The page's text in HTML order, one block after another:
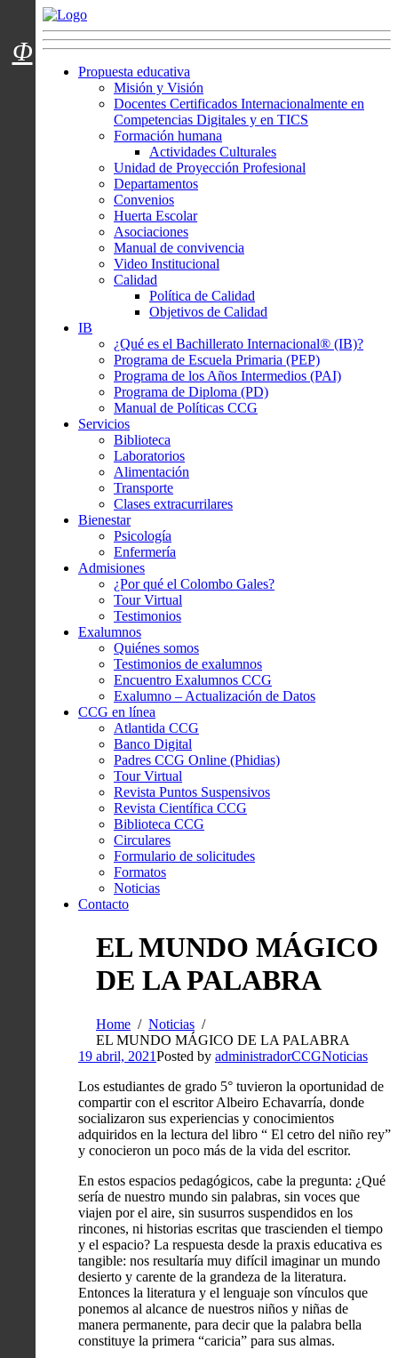
Menú usuarios
Propuesta educativa
Misión y Visión
Docentes Certificados Internacionalmente en
Competencias Digitales y en TICS
Formación humana
Actividades Culturales
Unidad de Proyección Profesional
Departamentos
Convenios
Huerta Escolar
Asociaciones
Manual de convivencia
Video Institucional
Calidad
Política de Calidad
Objetivos de Calidad
IB
¿Qué es el Bachillerato Internacional® (IB)?
Programa de Escuela Primaria (PEP)
Programa de los Años Intermedios (PAI)
Programa de Diploma (PD)
Manual de Políticas CCG
Servicios
Biblioteca
Laboratorios
Alimentación
Transporte
Clases extracurrilares
Bienestar
Psicología
Enfermería
Admisiones
¿Por qué el Colombo Gales?
Tour Virtual
Testimonios
Exalumnos
Quiénes somos
Testimonios de exalumnos
Encuentro Exalumnos CCG
Exalumno – Actualización de Datos
CCG en línea
Atlantida CCG
Banco Digital
Padres CCG Online (Phidias)
Tour Virtual
Revista Puntos Suspensivos
Revista Científica CCG
Biblioteca CCG
Circulares
Formulario de solicitudes
Formatos
Noticias
Contacto
EL MUNDO MÁGICO
DE LA PALABRA
Home
Noticias
EL MUNDO MÁGICO DE LA PALABRA
19 abril, 2021Posted by administradorCCGNoticias
Los estudiantes de grado 5° tuvieron la oportunidad de
compartir con el escritor Albeiro Echavarría, donde
socializaron sus experiencias y conocimientos
adquiridos en la lectura del libro “ El cetro del niño rey”
y conocieron un poco más de la vida del escritor.
En estos espacios pedagógicos, cabe la pregunta: ¿Qué
sería de nuestro mundo sin palabras, sin voces que
viajen por el aire, sin susurros suspendidos en los
rincones, ni historias escritas que trascienden el tiempo
y el espacio? La respuesta desde la praxis educativa es
tangible: nos resultaría muy difícil imaginar un mundo
desierto y carente de la grandeza de la literatura.
Entonces la literatura y el lenguaje son vínculos que
ponemos al alcance de nuestros niños y niñas de
manera permanente, para decir que la palabra bella
constituye la primera “caricia” para sus almas.
Φ